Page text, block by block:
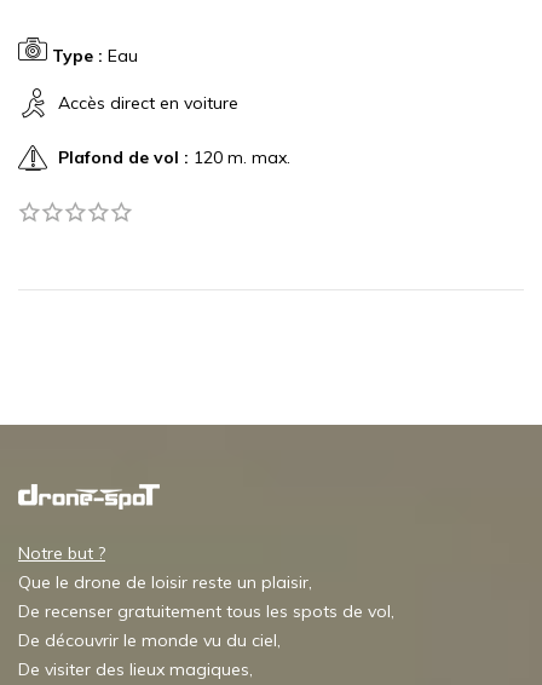
Type : Eau
Accès direct en voiture
Plafond de vol : 120 m. max.
Notre but ?
Que le drone de loisir reste un plaisir,
De recenser gratuitement tous les spots de vol,
De découvrir le monde vu du ciel,
De visiter des lieux magiques,